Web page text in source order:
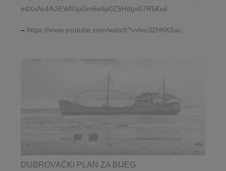
edXxAs4AJiEWfGpGm6e6p0Z5Hdgx67R5KuiI
– https://www.youtube.com/watch?v=lvo32HKK5ac
DUBROVAČKI PLAN ZA BIJEG